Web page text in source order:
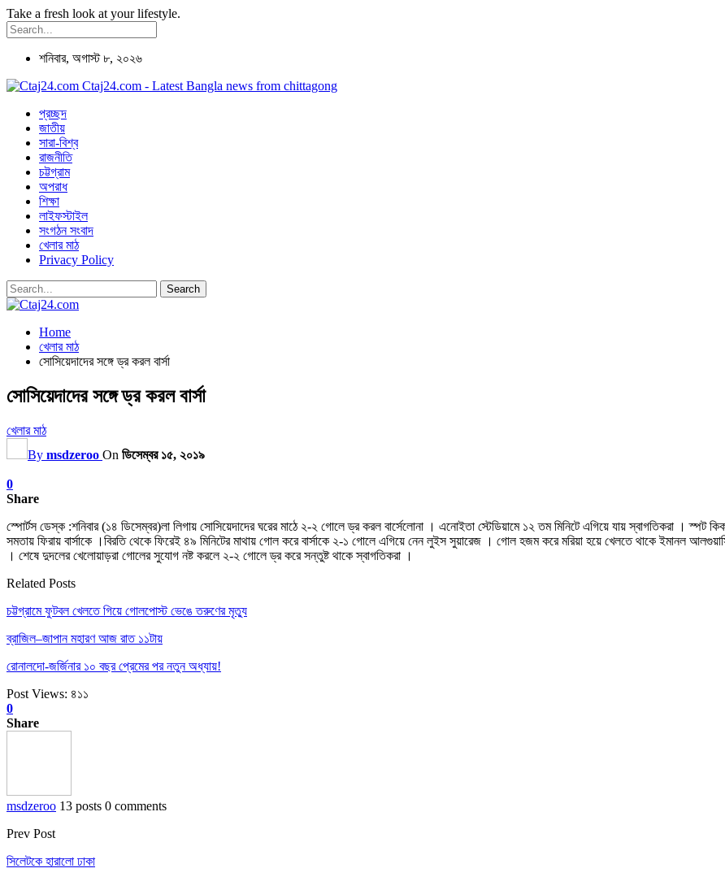
Take a fresh look at your lifestyle.
শনিবার, অগাস্ট ৮, ২০২৬
Ctaj24.com - Latest Bangla news from chittagong
প্রচ্ছদ
জাতীয়
সারা-বিশ্ব
রাজনীতি
চট্টগ্রাম
অপরাধ
শিক্ষা
লাইফস্টাইল
সংগঠন সংবাদ
খেলার মাঠ
Privacy Policy
Home
খেলার মাঠ
সোসিয়েদাদের সঙ্গে ড্র করল বার্সা
সোসিয়েদাদের সঙ্গে ড্র করল বার্সা
খেলার মাঠ
By msdzeroo On ডিসেম্বর ১৫, ২০১৯
0
Share
স্পোর্টস ডেস্ক :শনিবার (১৪ ডিসেম্বর)লা লিগায় সোসিয়েদাদের ঘরের মাঠে ২-২ গোলে ড্র করল বার্সেলোনা । এনোইতা স্টেডিয়ামে ১২ তম মিনিটে এগিয়ে যায় স্বাগতিকরা ।
সমতায় ফিরায় বার্সাকে ।বিরতি থেকে ফিরেই ৪৯ মিনিটের মাথায় গোল করে বার্সাকে ২-১ গোলে এগিয়ে নেন লুইস সুয়ারেজ । গোল হজম করে মরিয়া হয়ে খেলতে থাকে ইমানল
। শেষে দুদলের খেলোয়াড়রা গোলের সুযোগ নষ্ট করলে ২-২ গোলে ড্র করে সন্তুষ্ট থাকে স্বাগতিকরা ।
Related Posts
চট্টগ্রামে ফুটবল খেলতে গিয়ে গোলপোস্ট ভেঙে তরুণের মৃত্যু
ব্রাজিল–জাপান মহারণ আজ রাত ১১টায়
রোনালদো-জর্জিনার ১০ বছর প্রেমের পর নতুন অধ্যায়!
Post Views: ৪১১
0
Share
msdzeroo 13 posts 0 comments
Prev Post
সিলেটকে হারালো ঢাকা